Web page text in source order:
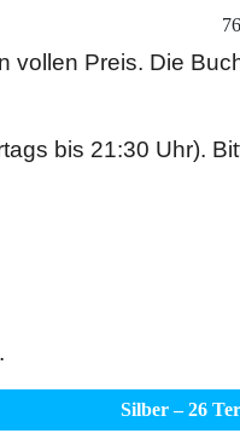
Preis. Die
bis 21:30 Uhr).
Silber – 26